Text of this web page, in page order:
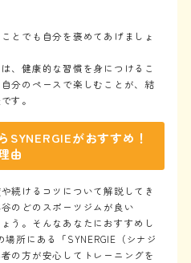
とでも自分を褒めてあげましょ
、健康的な習慣を身につけるこ
分のペースで楽しむことが、結
す。
SYNERGIEがおすすめ！
由
続けるコツについて解説してき
のどのスポーツジムが良い
う。そんなあなたにおすすめし
所にある「SYNERGIE（シナジ
の方が安心してトレーニングを